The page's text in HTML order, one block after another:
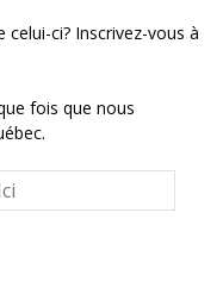
ci? Inscrivez-vous à
fois que nous